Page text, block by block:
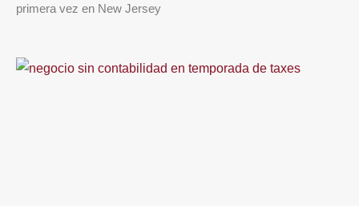
primera vez en New Jersey